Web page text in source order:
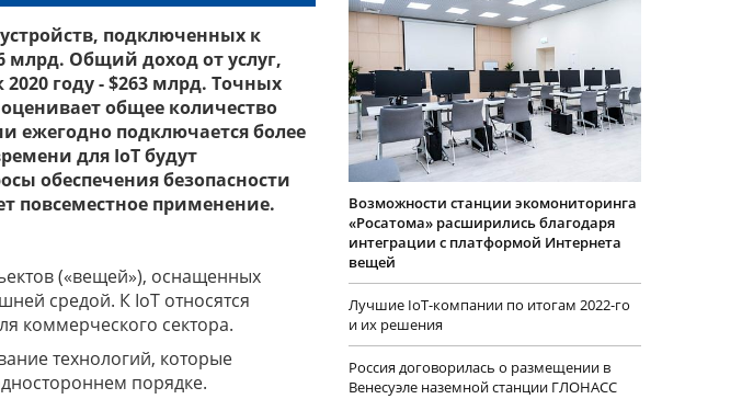
подключенных к
млрд. Общий доход от услуг,
году - $263 млрд. Точных
общее количество
ежегодно подключается более
для IoTбудут
обеспечения безопасности
повсеместное применение.
(«вещей»), оснащенных
средой. К IoT относятся
коммерческого сектора.
технологий, которые
порядке.
Возможности станции экомониторинга
«Росатома» расширились благодаря
интеграции с платформой Интернета
вещей
Лучшие IoT-компании по итогам 2022-го
и их решения
Россия договорилась о размещении в
Венесуэле наземной станции ГЛОНАСС